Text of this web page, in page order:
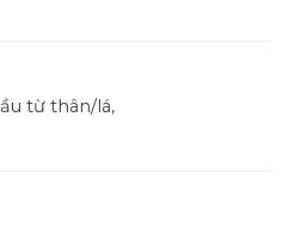
từ thân/lá,